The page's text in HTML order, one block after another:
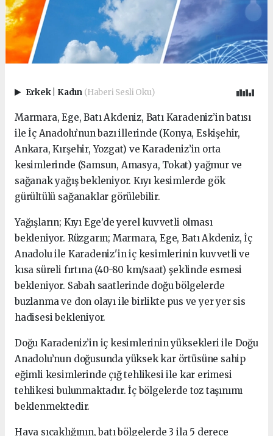
Erkek Kadın (Haberi Sesli Oku)
Marmara, Ege, Batı Akdeniz, Batı Karadeniz’in batısı
ile İç Anadolu’nun bazı illerinde (Konya, Eskişehir,
Ankara, Kırşehir, Yozgat) ve Karadeniz’in orta
kesimlerinde (Samsun, Amasya, Tokat) yağmur ve
sağanak yağış bekleniyor. Kıyı kesimlerde gök
gürültülü sağanaklar görülebilir.
Yağışların; Kıyı Ege’de yerel kuvvetli olması
bekleniyor. Rüzgarın; Marmara, Ege, Batı Akdeniz, İç
Anadolu ile Karadeniz'in iç kesimlerinin kuvvetli ve
kısa süreli fırtına (40-80 km/saat) şeklinde esmesi
bekleniyor. Sabah saatlerinde doğu bölgelerde
buzlanma ve don olayı ile birlikte pus ve yer yer sis
hadisesi bekleniyor.
Doğu Karadeniz’in iç kesimlerinin yüksekleri ile Doğu
Anadolu’nun doğusunda yüksek kar örtüsüne sahip
eğimli kesimlerinde çığ tehlikesi ile kar erimesi
tehlikesi bulunmaktadır. İç bölgelerde toz taşınımı
beklenmektedir.
Hava sıcaklığının, batı bölgelerde 3 ila 5 derece